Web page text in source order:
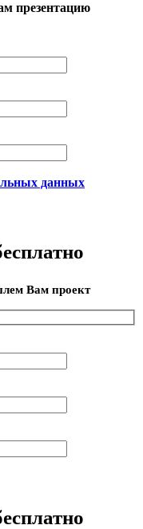
презентацию
данных
Вам проект